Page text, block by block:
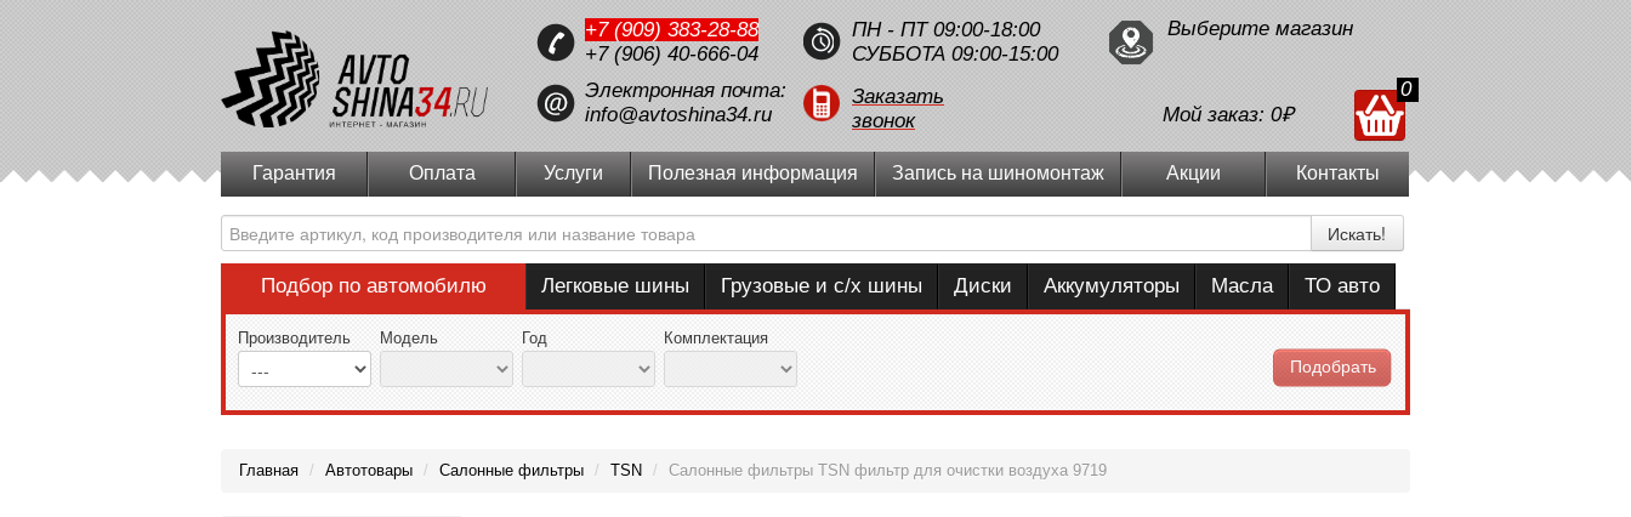
+7 (909) 383-28-88
+7 (906) 40-666-04
Электронная почта:
info@avtoshina34.ru
ПН - ПТ 09:00-18:00
СУББОТА 09:00-15:00
Заказать
звонок
Выберите магазин
Мой заказ: 0₽
0
Гарантия Оплата Услуги Полезная информация Запись на шиномонтаж Акции Контакты
Искать!
Подбор по автомобилю Легковые шины Грузовые и с/х шины Диски Аккумуляторы Масла ТО авто
Производитель Модель Год Комплектация
Подобрать
Главная / Автотовары / Салонные фильтры / TSN / Салонные фильтры TSN фильтр для очистки воздуха 9719